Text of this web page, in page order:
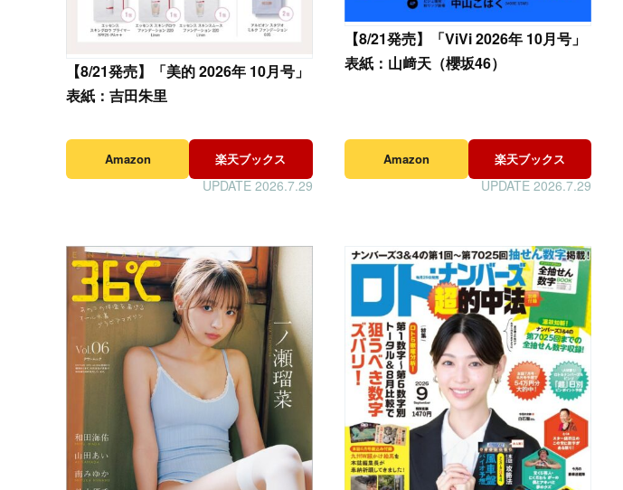
【8/21発売】「美的 2026年 10月号」
表紙：吉田朱里
Amazon 楽天ブックス
UPDATE 2026.7.29
【8/21発売】「ViVi 2026年 10月号」
表紙：山﨑天（櫻坂46）
Amazon 楽天ブックス
UPDATE 2026.7.29